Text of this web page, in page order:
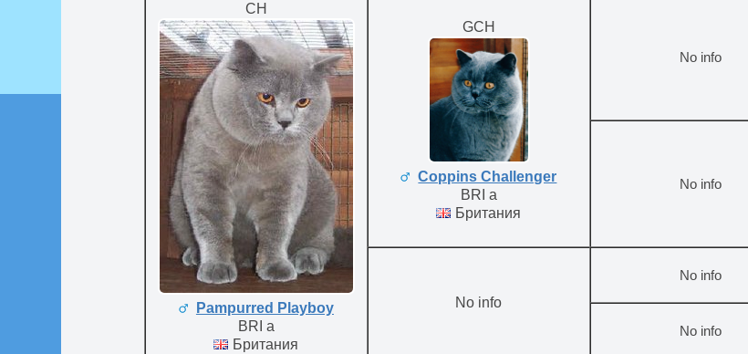
CH
Pampurred Playboy
BRI a
Британия
GCH
Coppins Challenger
BRI a
Британия
No info
No info
No info
No info
No info